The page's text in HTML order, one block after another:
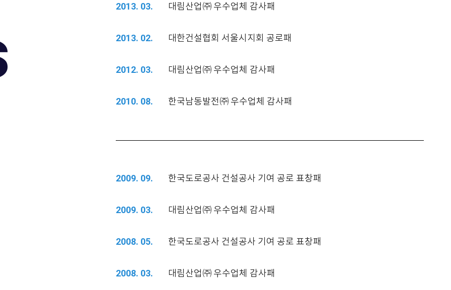
2013. 03. 대림산업㈜ 우수업체 감사패
2013. 02. 대한건설협회 서울시지회 공로패
2012. 03. 대림산업㈜ 우수업체 감사패
2010. 08. 한국남동발전㈜ 우수업체 감사패
2009. 09. 한국도로공사 건설공사 기여 공로 표창패
2009. 03. 대림산업㈜ 우수업체 감사패
2008. 05. 한국도로공사 건설공사 기여 공로 표창패
2008. 03. 대림산업㈜ 우수업체 감사패